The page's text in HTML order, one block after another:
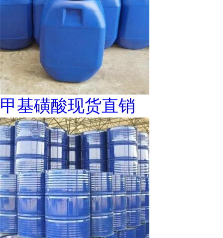
甲基磺酸现货直销